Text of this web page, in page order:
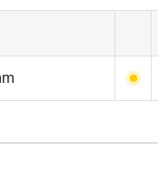
am Fenster.